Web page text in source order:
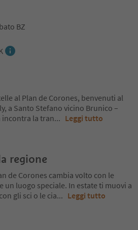
BZ
al Plan de Corones, benvenuti al
a Santo Stefano vicino Brunico –
incontra la tran... Leggi tutto
regione
de Corones cambia volto con le
un luogo speciale. In estate ti muovi a
gli sci o le cia... Leggi tutto